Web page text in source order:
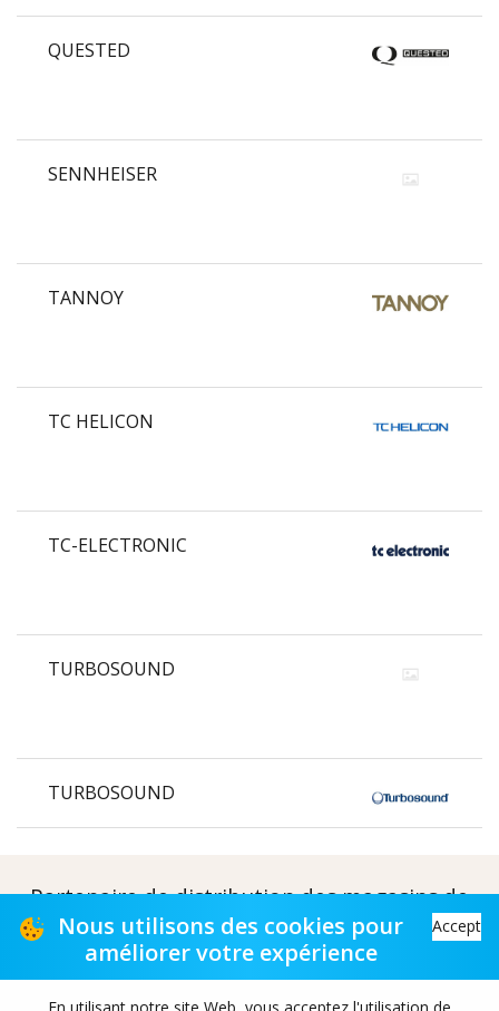
QUESTED
SENNHEISER
TANNOY
TC HELICON
TC-ELECTRONIC
TURBOSOUND
TURBOSOUND
Partenaire de distribution des magasins de
musique
Distribution partner to music stores
Nous utilisons des cookies pour
améliorer votre expérience
Accept